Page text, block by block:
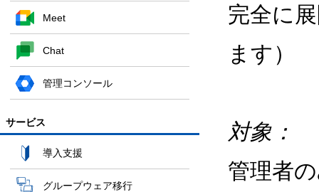
Meet
Chat
管理コンソール
サービス
導入支援
グループウェア移行
完全に
ます）
対象：
管理者